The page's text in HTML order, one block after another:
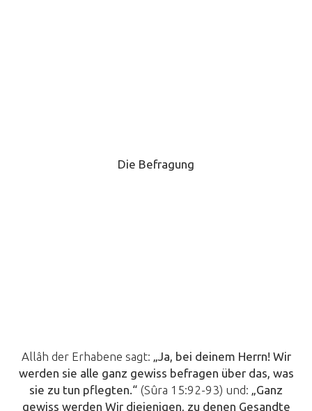
Die Befragung
Allâh der Erhabene sagt:
„Ja, bei deinem Herrn! Wir
werden sie alle ganz gewiss befragen über das, was
sie zu tun pflegten.“ (Sûra 15:92-93) und:
Ganz
gewiss werden Wir diejenigen, zu denen Gesandte